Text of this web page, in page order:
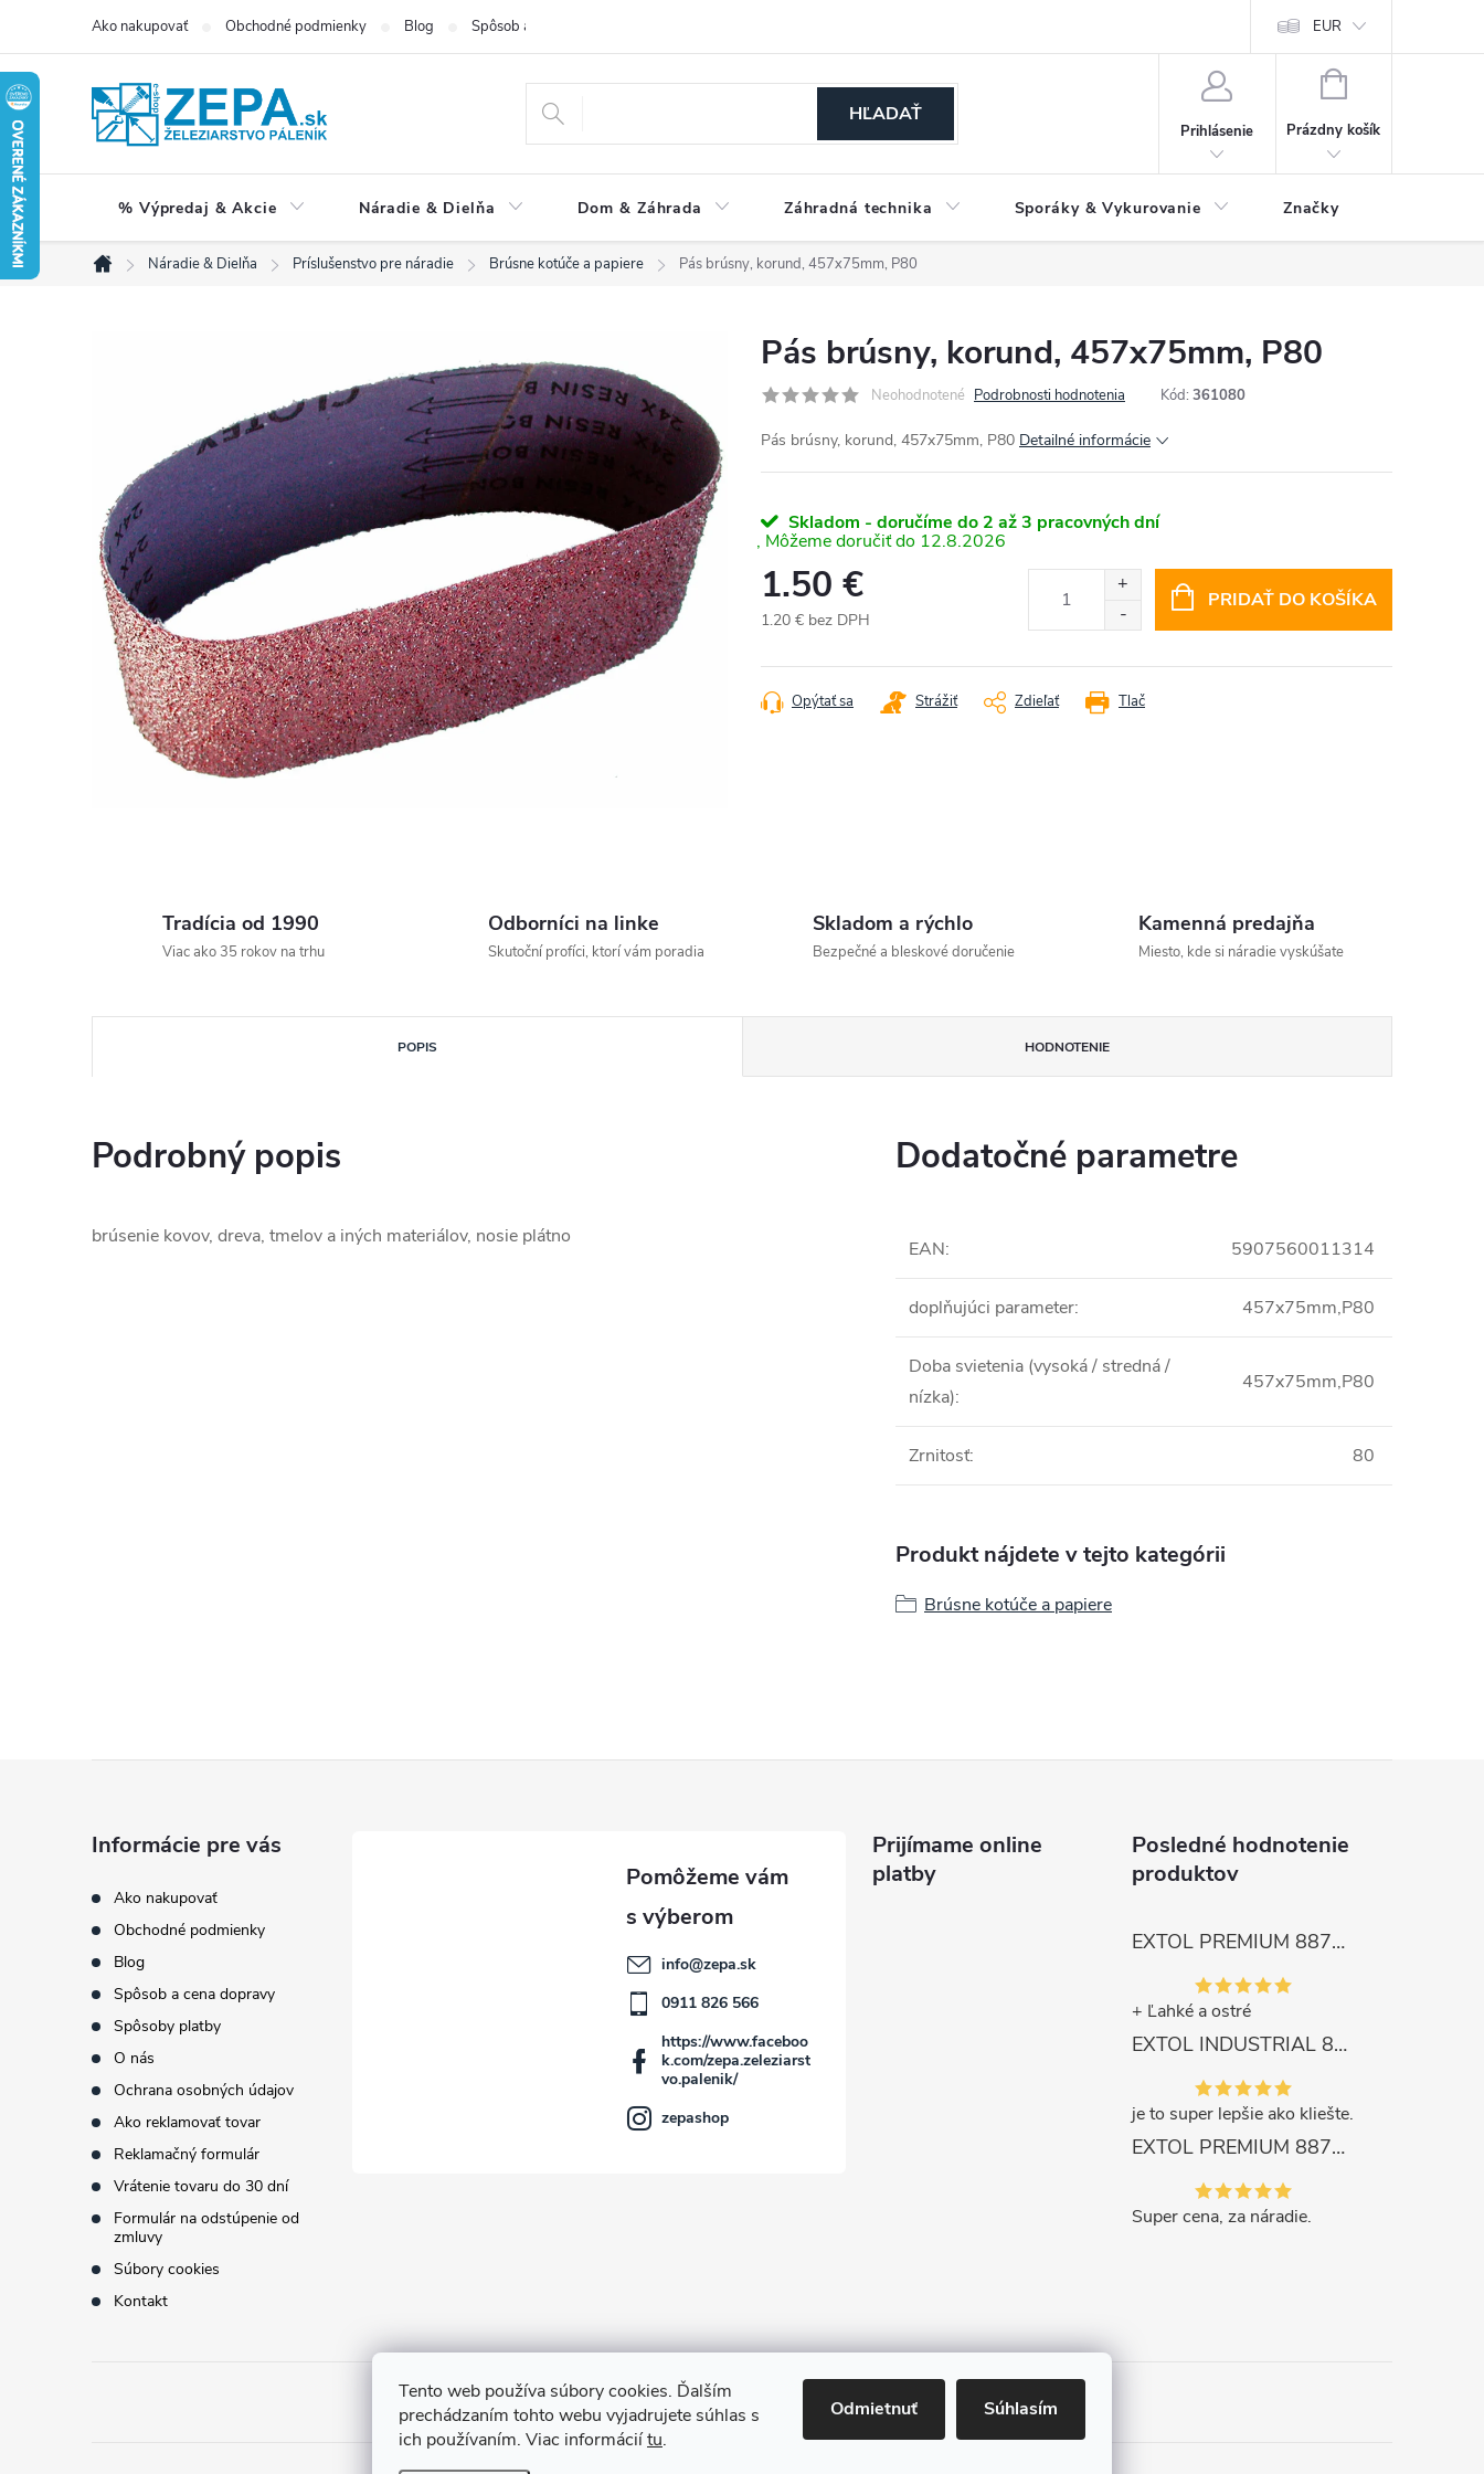
Tento web používa súbory cookies. Ďalším
prechádzaním tohto webu vyjadrujete súhlas s
ich používaním. Viac informáciítu.
Odmietnuť Súhlasím
obsah
Ako nakupovať Obchodné podmienky Blog Spôsob a cena dopravy Reklamačný formulár
EUR
HĽADAŤ
Prihlásenie
NÁKUPNÝ
Prázdny košík
% Výpredaj & Akcie Náradie & Dielňa Dom & Záhrada Záhradná technika Sporáky & Vykurovanie Značky
Domov
Náradie & Dielňa Príslušenstvo pre náradie Brúsne kotúče a papiere Pás brúsny, korund, 457x75mm, P80
Pás brúsny, korund, 457x75mm, P80
Neohodnotené Podrobnosti hodnotenia Kód: 361080
Pás brúsny, korund, 457x75mm, P80 Detailné informácie
Skladom - doručíme do 2 až 3 pracovných dní
12.8.2026
1.50 €
1.20 € bez DPH
cena:
PRIDAŤ DO KOŠÍKA
Tlač
Opýtať sa Strážiť Zdieľať
Tradícia od 1990
Viac ako 35 rokov na trhu
Odborníci na linke
Skutoční profíci, ktorí vám poradia
Skladom a rýchlo
Bezpečné a bleskové doručenie
Kamenná predajňa
Miesto, kde si náradie vyskúšate
POPIS HODNOTENIE
Podrobný popis
brúsenie kovov, dreva, tmelov a iných materiálov, nosie plátno
Dodatočné parametre
EAN: 5907560011314
doplňujúci parameter: 457x75mm,P80
Doba svietenia (vysoká / stredná /
nízka):
457x75mm,P80
Zrnitosť: 80
Produkt nájdete v tejto kategórii
Brúsne kotúče a papiere
Informácie pre vás
Ako nakupovať
Obchodné podmienky
Blog
Spôsob a cena dopravy
Spôsoby platby
O nás
Ochrana osobných údajov
Ako reklamovať tovar
Reklamačný formulár
Vrátenie tovaru do 30 dní
Formulár na odstúpenie od
zmluvy
Súbory cookies
Kontakt
info@zepa.sk
0911 826 566
https://www.faceboo
k.com/zepa.zeleziarst
vo.palenik/
zepashop
Prijímame online
platby
Posledné hodnotenie
produktov
EXTOL PREMIUM 8872105 Nožnice záhradnícke dlhé úzke, 200mm, max. prestrih Ø6mm
+ Ľahké a ostré
EXTOL INDUSTRIAL 8791861 Viazač armatúr aku Share20V, bez aku, drôt 0,8mm, oko 8-34mm, bezuhlíkový motor
je to super lepšie ako kliešte.
EXTOL PREMIUM 8871287 Sekera štiepacia 3500g, nylónová násada 910mm
Super cena, za náradie.
Kontakt